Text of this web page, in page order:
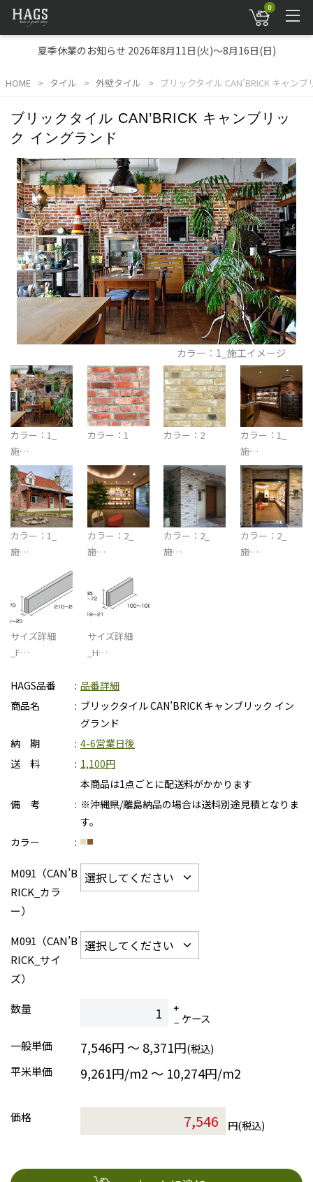
0
夏季休業のお知らせ 2026年8月11日(火)～8月16日(日)
HOME タイル 外壁タイル ブリックタイル CAN’BRICK キャン
ブリックタイル CAN’BRICK キャンブリッ
ク イングランド
カラー：1_施工イメージ
カラー：1_
施…
カラー：1 カラー：2
カラー：1_
施…
カラー：1_
施…
カラー：2_
施…
カラー：2_
施…
カラー：2_
施…
サイズ詳細
_F…
サイズ詳細
_H…
HAGS品番
品番詳細
商品名
ブリックタイル CAN’BRICK キャンブリック イン
グランド
納 期
4-6営業日後
送 料
1,100円
本商品は1点ごとに配送料がかかります
備 考
※沖縄県/離島納品の場合は送料別途見積となりま
す。
カラー
M091（CAN’B
RICK_カラ
ー）
M091（CAN’B
RICK_サイ
ズ）
数量
ケース
一般単価
7,546円 ～ 8,371円(税込)
平米単価
9,261円/m2 〜 10,274円/m2
価格
円(税込)